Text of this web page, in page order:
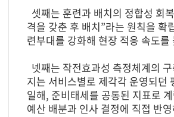
셋째는 훈련과 배치의 정합성 회
격을 갖춘 후 배치”라는 원칙을 확
련부대를 강화해 현장 적응 속도를
넷째는 작전효과성 측정체계의
지는 서비스별로 제각각 운영되던
일해, 준비태세를 공통된 지표로
예산 배분과 인사 결정에 직접 반